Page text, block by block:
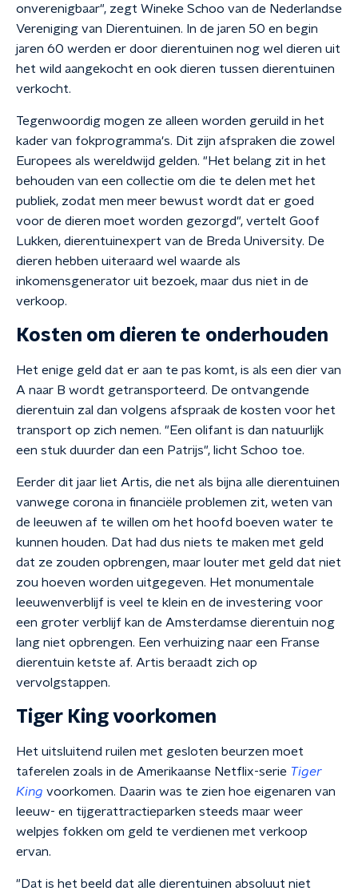
onverenigbaar", zegt Wineke Schoo van de Nederlandse
Vereniging van Dierentuinen. In de jaren 50 en begin
jaren 60 werden er door dierentuinen nog wel dieren uit
het wild aangekocht en ook dieren tussen dierentuinen
verkocht.
Tegenwoordig mogen ze alleen worden geruild in het
kader van fokprogramma's. Dit zijn afspraken die zowel
Europees als wereldwijd gelden. "Het belang zit in het
behouden van een collectie om die te delen met het
publiek, zodat men meer bewust wordt dat er goed
voor de dieren moet worden gezorgd", vertelt Goof
Lukken, dierentuinexpert van de Breda University. De
dieren hebben uiteraard wel waarde als
inkomensgenerator uit bezoek, maar dus niet in de
verkoop.
Kosten om dieren te onderhouden
Het enige geld dat er aan te pas komt, is als een dier van
A naar B wordt getransporteerd. De ontvangende
dierentuin zal dan volgens afspraak de kosten voor het
transport op zich nemen. "Een olifant is dan natuurlijk
een stuk duurder dan een Patrijs", licht Schoo toe.
Eerder dit jaar liet Artis, die net als bijna alle dierentuinen
vanwege corona in financiële problemen zit, weten van
de leeuwen af te willen om het hoofd boeven water te
kunnen houden. Dat had dus niets te maken met geld
dat ze zouden opbrengen, maar louter met geld dat niet
zou hoeven worden uitgegeven. Het monumentale
leeuwenverblijf is veel te klein en de investering voor
een groter verblijf kan de Amsterdamse dierentuin nog
lang niet opbrengen. Een verhuizing naar een Franse
dierentuin ketste af. Artis beraadt zich op
vervolgstappen.
Tiger King voorkomen
Het uitsluitend ruilen met gesloten beurzen moet
taferelen zoals in de Amerikaanse Netflix-serie Tiger
King voorkomen. Daarin was te zien hoe eigenaren van
leeuw- en tijgerattractieparken steeds maar weer
welpjes fokken om geld te verdienen met verkoop
ervan.
"Dat is het beeld dat alle dierentuinen absoluut niet